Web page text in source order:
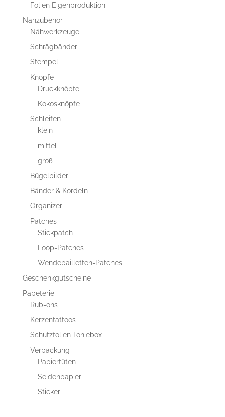
Folien Eigenproduktion
Nähzubehör
Nähwerkzeuge
Schrägbänder
Stempel
Knöpfe
Druckknöpfe
Kokosknöpfe
Schleifen
klein
mittel
groß
Bügelbilder
Bänder & Kordeln
Organizer
Patches
Stickpatch
Loop-Patches
Wendepailletten-Patches
Geschenkgutscheine
Papeterie
Rub-ons
Kerzentattoos
Schutzfolien Toniebox
Verpackung
Papiertüten
Seidenpapier
Sticker